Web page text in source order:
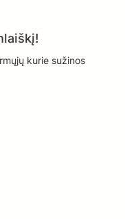
kurie sužinos